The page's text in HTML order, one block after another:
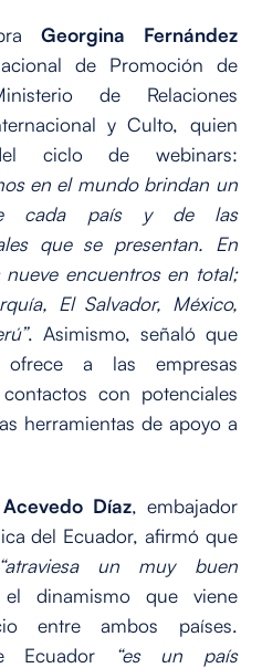
Georgina Fernández
de Promoción de
de Relaciones
y Culto, quien
ciclo de webinars:
en el mundo brindan un
cada país y de las
que se presentan. En
encuentros en total;
El Salvador, México,
. Asimismo, señaló que
a las empresas
con potenciales
herramientas de apoyo a
Díaz, embajador
del Ecuador, afirmó que
un muy buen
dinamismo que viene
entre ambos países.
Ecuador
“es un país